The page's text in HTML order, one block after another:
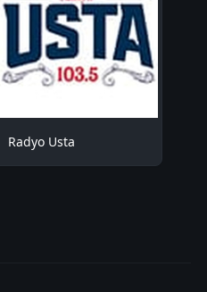
Radyo Usta